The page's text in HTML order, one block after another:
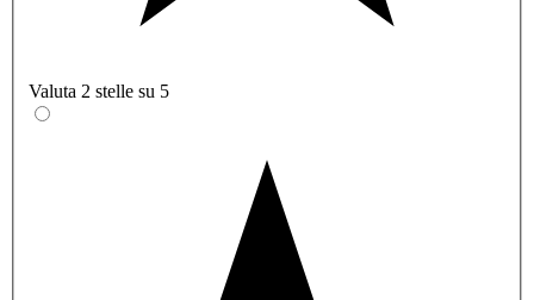
Valuta 2 stelle su 5